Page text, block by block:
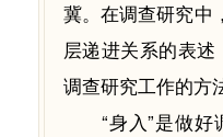
冀。在调查研究中
层递进关系的表
调查研究工作的方
“身入”是做好